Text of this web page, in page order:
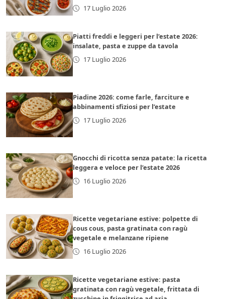
17 Luglio 2026
Piatti freddi e leggeri per l’estate 2026:
insalate, pasta e zuppe da tavola
17 Luglio 2026
Piadine 2026: come farle, farciture e
abbinamenti sfiziosi per l’estate
17 Luglio 2026
Gnocchi di ricotta senza patate: la ricetta
leggera e veloce per l’estate 2026
16 Luglio 2026
Ricette vegetariane estive: polpette di
cous cous, pasta gratinata con ragù
vegetale e melanzane ripiene
16 Luglio 2026
Ricette vegetariane estive: pasta
gratinata con ragù vegetale, frittata di